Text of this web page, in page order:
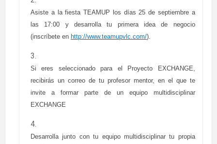
Asiste a la fiesta TEAMUP los días 25 de septiembre a
las 17:00 y desarrolla tu primera idea de negocio
(inscríbete en http://www.teamupvlc.com/).
Si eres seleccionado para el Proyecto EXCHANGE,
recibirás un correo de tu profesor mentor, en el que te
invite a formar parte de un equipo multidisciplinar
EXCHANGE
Desarrolla junto con tu equipo multidisciplinar tu propia